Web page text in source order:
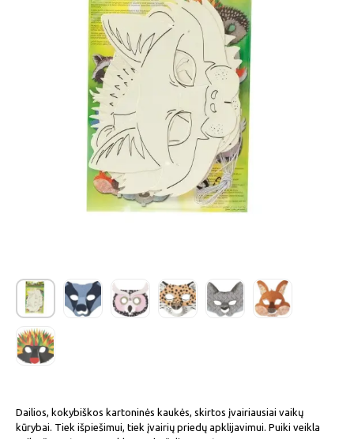
Dailios, kokybiškos kartoninės kaukės, skirtos įvairiausiai vaikų
kūrybai. Tiek išpiešimui, tiek įvairių priedų apklijavimui. Puiki veikla